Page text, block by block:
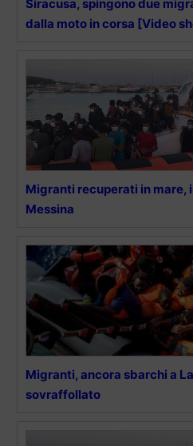
Siracusa, spingono due
dalla moto in corsa [Video
Migranti recuperati in mare,
Messina
Migranti, ancora sbarchi a
sovraffollato